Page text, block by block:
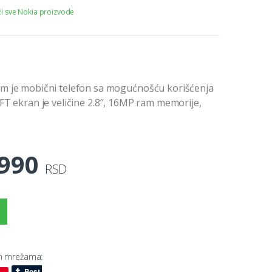
sve Nokia proizvode
je mobični telefon sa mogućnošću korišćenja
ekran je veličine 2.8″, 16MP ram memorije,
RSD
mrežama: